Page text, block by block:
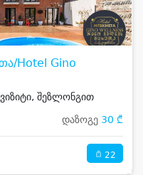
Hotel Gino
შეზლონგით
დაზოგე 30 ₾
22